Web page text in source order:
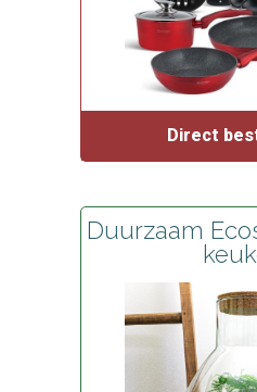
Direct
Duurzaam